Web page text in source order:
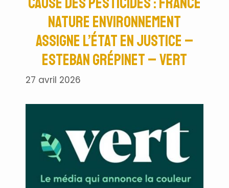
nature environnement
assigne l’État en justice –
Esteban Grépinet – Vert
27 avril 2026